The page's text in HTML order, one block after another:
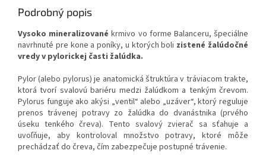
Podrobný popis
Vysoko mineralizované krmivo vo forme Balanceru, špeciálne
navrhnuté pre kone a poníky, u ktorých boli zistené žalúdočné
vredy v pylorickej časti žalúdka.
Pylor (alebo pylorus) je anatomická štruktúra v tráviacom trakte,
ktorá tvorí svalovú bariéru medzi žalúdkom a tenkým črevom.
Pylorus funguje ako akýsi „ventil“ alebo „uzáver“, ktorý reguluje
prenos trávenej potravy zo žalúdka do dvanástnika (prvého
úseku tenkého čreva). Tento svalový zvierač sa sťahuje a
uvoľňuje, aby kontroloval množstvo potravy, ktoré môže
prechádzať do čreva, čím zabezpečuje postupné trávenie.